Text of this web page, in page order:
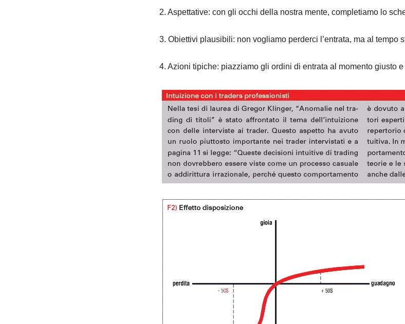
2. Aspettative: con gli occhi della nostra mente, completiamo lo
3. Obiettivi plausibili: non vogliamo perderci l’entrata, ma al
4. Azioni tipiche: piazziamo gli ordini di entrata al momento giusto